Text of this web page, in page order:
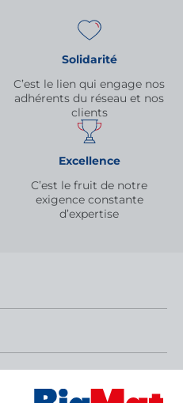
Solidarité
C’est le lien qui engage nos
adhérents du réseau et nos
clients
Excellence
C’est le fruit de notre
exigence constante
d’expertise